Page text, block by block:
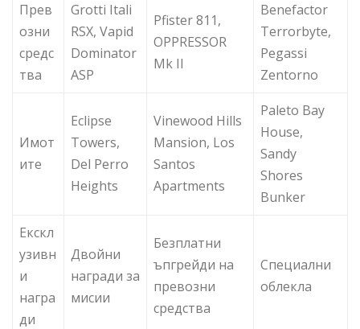
Прев
озни
средс
тва
Grotti Itali
RSX, Vapid
Dominator
ASP
Pfister 811,
OPPRESSOR
Mk II
Benefactor
Terrorbyte,
Pegassi
Zentorno
Имот
ите
Eclipse
Towers,
Del Perro
Heights
Vinewood Hills
Mansion, Los
Santos
Apartments
Paleto Bay
House,
Sandy
Shores
Bunker
Екскл
узивн
и
награ
ди
Двойни
награди за
мисии
Безплатни
ъпгрейди на
превозни
средства
Специални
облекла